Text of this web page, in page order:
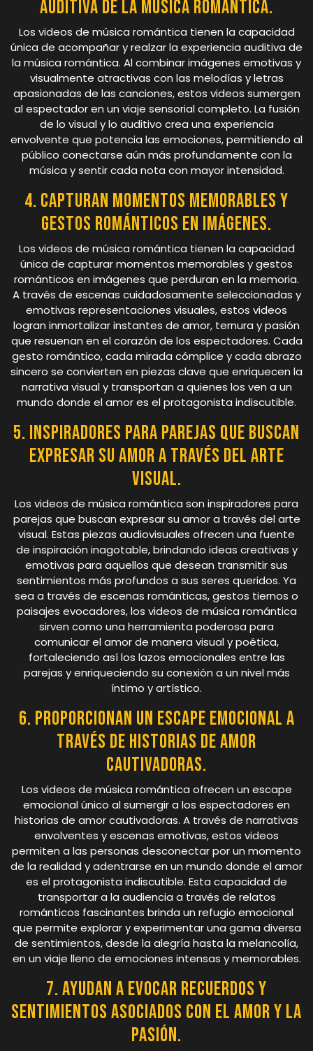
auditiva de la música romántica.
Los videos de música romántica tienen la capacidad
única de acompañar y realzar la experiencia auditiva de
la música romántica. Al combinar imágenes emotivas y
visualmente atractivas con las melodías y letras
apasionadas de las canciones, estos videos sumergen
al espectador en un viaje sensorial completo. La fusión
de lo visual y lo auditivo crea una experiencia
envolvente que potencia las emociones, permitiendo al
público conectarse aún más profundamente con la
música y sentir cada nota con mayor intensidad.
4. Capturan momentos memorables y
gestos románticos en imágenes.
Los videos de música romántica tienen la capacidad
única de capturar momentos memorables y gestos
románticos en imágenes que perduran en la memoria.
A través de escenas cuidadosamente seleccionadas y
emotivas representaciones visuales, estos videos
logran inmortalizar instantes de amor, ternura y pasión
que resuenan en el corazón de los espectadores. Cada
gesto romántico, cada mirada cómplice y cada abrazo
sincero se convierten en piezas clave que enriquecen la
narrativa visual y transportan a quienes los ven a un
mundo donde el amor es el protagonista indiscutible.
5. Inspiradores para parejas que buscan
expresar su amor a través del arte
visual.
Los videos de música romántica son inspiradores para
parejas que buscan expresar su amor a través del arte
visual. Estas piezas audiovisuales ofrecen una fuente
de inspiración inagotable, brindando ideas creativas y
emotivas para aquellos que desean transmitir sus
sentimientos más profundos a sus seres queridos. Ya
sea a través de escenas románticas, gestos tiernos o
paisajes evocadores, los videos de música romántica
sirven como una herramienta poderosa para
comunicar el amor de manera visual y poética,
fortaleciendo así los lazos emocionales entre las
parejas y enriqueciendo su conexión a un nivel más
íntimo y artístico.
6. Proporcionan un escape emocional a
través de historias de amor
cautivadoras.
Los videos de música romántica ofrecen un escape
emocional único al sumergir a los espectadores en
historias de amor cautivadoras. A través de narrativas
envolventes y escenas emotivas, estos videos
permiten a las personas desconectar por un momento
de la realidad y adentrarse en un mundo donde el amor
es el protagonista indiscutible. Esta capacidad de
transportar a la audiencia a través de relatos
románticos fascinantes brinda un refugio emocional
que permite explorar y experimentar una gama diversa
de sentimientos, desde la alegría hasta la melancolía,
en un viaje lleno de emociones intensas y memorables.
7. Ayudan a evocar recuerdos y
sentimientos asociados con el amor y la
pasión.